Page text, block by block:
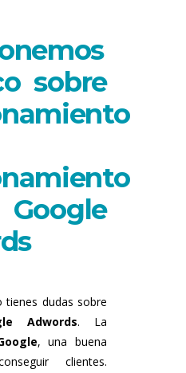
sobre
tienes dudas sobre
Adwords. La
, una buena
clientes.